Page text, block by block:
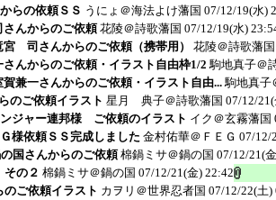
らの依頼ＳＳ うにょ＠海法よけ藩国 07/12/19(水)
んからのご依頼 花陵＠詩歌藩国 07/12/19(水)
宮 司さんからのご依頼（携帯用）
花陵＠詩歌藩国
さんからのご依頼・イラスト自由枠1/2 駒地真子＠
賀兼一さんからのご依頼・イラスト自由... 駒地真子
のご依頼イラスト 星月 典子＠詩歌藩国 07/12/
ジャー連邦様 ご依頼のイラスト イク＠玄霧藩国
様依頼ＳＳ完成しました 金村佑華＠ＦＥＧ 07/12/
国さんからのご依頼 棉鍋ミサ＠鍋の国 07/12/21(
の２ 棉鍋ミサ＠鍋の国 07/12/21(金) 22:42
のご依頼イラスト カヲリ＠世界忍者国 07/12/22(土)